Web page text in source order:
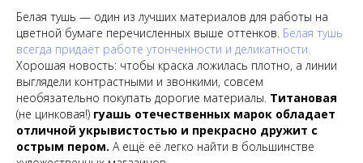
Белая тушь — один из лучших материалов для работы на
цветной бумаге перечисленных выше оттенков. Белая тушь
всегда придаёт работе утонченности и деликатности.
Хорошая новость: чтобы краска ложилась плотно, а линии
выглядели контрастными и звонкими, совсем
необязательно покупать дорогие материалы. Титановая
(не цинковая!) гуашь отечественных марок обладает
отличной укрывистостью и прекрасно дружит с
острым пером. А ещё её легко найти в большинстве